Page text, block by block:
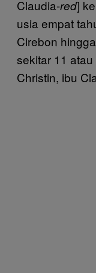
Claudia-red]
usia empat
Cirebon
sekitar 11
Christin, ibu